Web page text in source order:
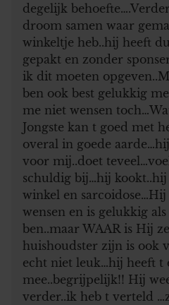
degelijk
droom samen waar
winkeltje heb..hij heeft
gepakt en zonder
ik dit moeten
ben ook best gelukkig
me niet wensen
Jongste kan t goed met
overal in goede
voor mij..doet
schuldig bij…hij
winkel en
wensen en is gelukkig
ben..maar WAAR is Hij
huishoudster zijn is ook
echt niet leuk…hij heeft t
mee..begrijpelijk!! Hij
verder..ik heb t verteld